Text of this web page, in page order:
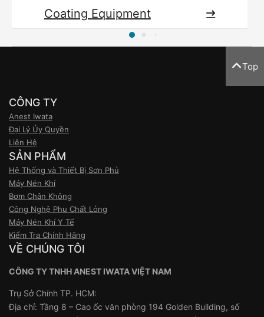
Coating Equipment
Top
CÔNG TY
Anest Iwata
Đại Lý Ủy Quyền
Liên Hệ
SẢN PHẨM
Hệ Thống và Thiết Bị Sơn Phủ
Máy Nén Khí
Bơm Chân Không
Công Nghệ Phu Chất Lỏng
Máy Nén Khí Y Tế
Kiểm Tra Chính Hãng
VỀ CHÚNG TÔI
CÔNG TY TNHH ANEST IWATA VIỆT NAM
Trụ Sở Chính TP. HCM:
Địa chỉ: Tầng 8 – Cao ốc văn phòng 194 Golden Building, số